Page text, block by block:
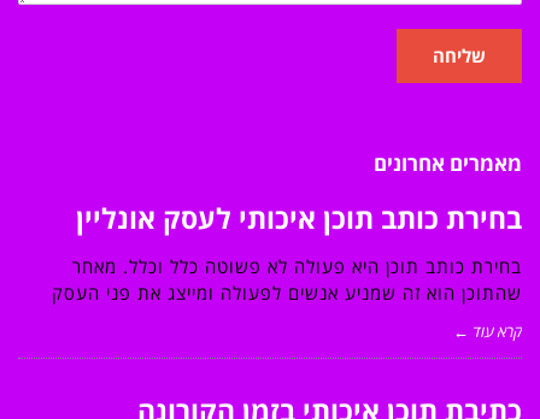
שליחה
מאמרים אחרונים
בחירת כותב תוכן איכותי לעסק אונליין
בחירת כותב תוכן היא פעולה לא פשוטה כלל וכלל. מאחר
שהתוכן הוא זה שמניע אנשים לפעולה ומייצג את פני העסק
קרא עוד ←
כתיבת תוכן איכותי בזמן הקורונה